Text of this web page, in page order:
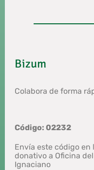
Bizum
Colabora de forma
Código: 02232
Envía este código en
donativo a Oficina
Ignaciano